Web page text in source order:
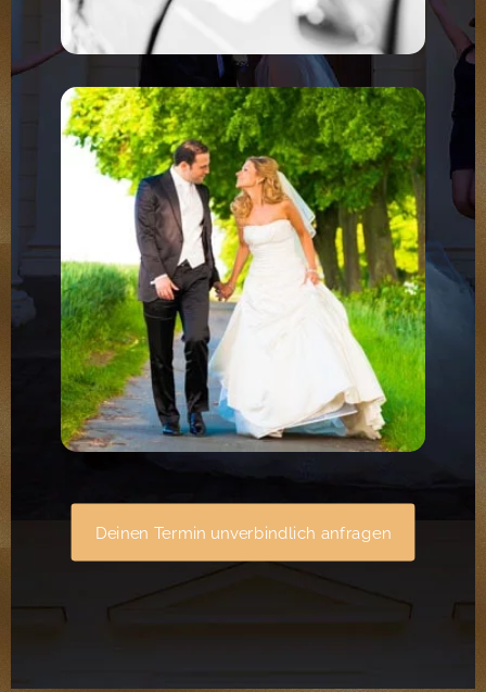
Deinen Termin unverbindlich anfragen